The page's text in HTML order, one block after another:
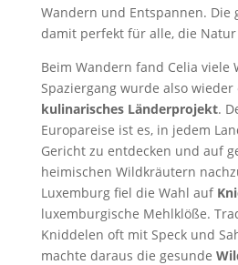
Wandern und Entspannen. Die
damit perfekt für alle, die Natur
Beim Wandern fand Celia viele
Spaziergang wurde also wieder
kulinarisches Länderprojekt.
Europareise ist es, in jedem
Gericht zu entdecken und auf
heimischen Wildkräutern
Luxemburg fiel die Wahl auf
luxemburgische Mehlklöße.
Kniddelen oft mit Speck und
machte daraus die gesunde